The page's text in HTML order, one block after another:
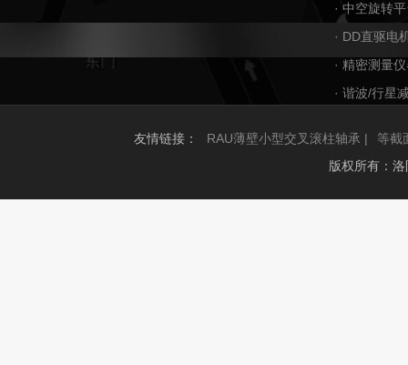
· 中空旋转
· DD直驱电
· 精密测量
· 谐波/行星
友情链接： RAU薄壁小型交叉滚柱轴承 |
等截
版权所有：